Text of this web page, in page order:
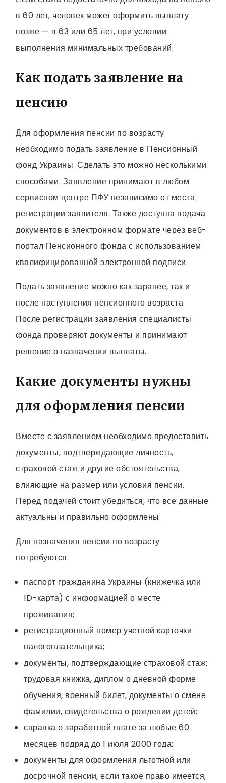
в 60 лет, человек может оформить выплату
позже — в 63 или 65 лет, при условии
выполнения минимальных требований.
Как подать заявление на
пенсию
Для оформления пенсии по возрасту
необходимо подать заявление в Пенсионный
фонд Украины. Сделать это можно несколькими
способами. Заявление принимают в любом
сервисном центре ПФУ независимо от места
регистрации заявителя. Также доступна подача
документов в электронном формате через веб-
портал Пенсионного фонда с использованием
квалифицированной электронной подписи.
Подать заявление можно как заранее, так и
после наступления пенсионного возраста.
После регистрации заявления специалисты
фонда проверяют документы и принимают
решение о назначении выплаты.
Какие документы нужны
для оформления пенсии
Вместе с заявлением необходимо предоставить
документы, подтверждающие личность,
страховой стаж и другие обстоятельства,
влияющие на размер или условия пенсии.
Перед подачей стоит убедиться, что все данные
актуальны и правильно оформлены.
Для назначения пенсии по возрасту
потребуются:
паспорт гражданина Украины (книжечка или
ID-карта) с информацией о месте
проживания;
регистрационный номер учетной карточки
налогоплательщика;
документы, подтверждающие страховой стаж:
трудовая книжка, диплом о дневной форме
обучения, военный билет, документы о смене
фамилии, свидетельства о рождении детей;
справка о заработной плате за любые 60
месяцев подряд до 1 июля 2000 года;
документы для оформления льготной или
досрочной пенсии, если такое право имеется;